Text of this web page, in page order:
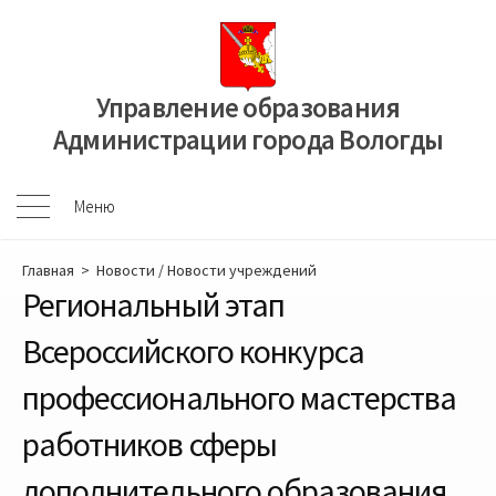
Управление образования
Администрации города Вологды
Меню
Меню
Главная > Новости /Новости учреждений
Региональный этап
Всероссийского конкурса
профессионального мастерства
работников сферы